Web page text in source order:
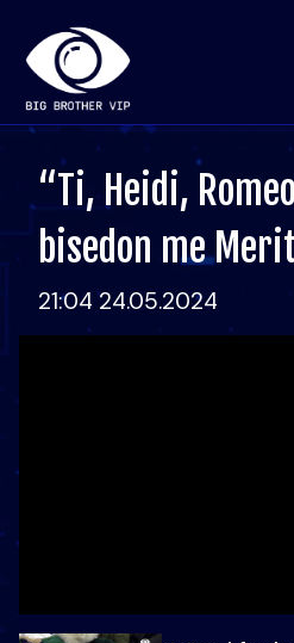
“Ti, Heidi,
bisedon me
21:04 24.05.2024